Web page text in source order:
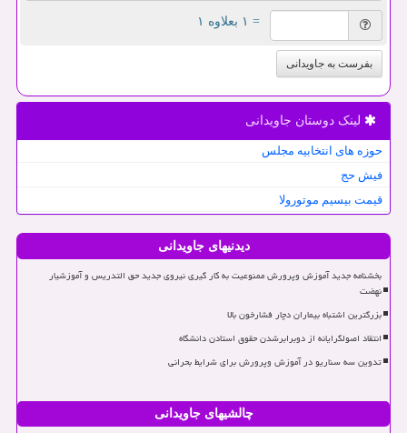
= ۱ بعلاوه ۱
بفرست به جاویدانی
لینک دوستان جاویدانی
حوزه های انتخابیه مجلس
فیش حج
قیمت بیسیم موتورولا
دیدنیهای جاویدانی
بخشنامه جدید آموزش وپرورش ممنوعیت به کار گیری نیروی جدید حق التدریس و آموزشیار
نهضت
بزرگترین اشتباه بیماران دچار فشارخون بالا
انتقاد اصولگرایانه از دوبرابرشدن حقوق استادن دانشگاه
تدوین سه سناریو در آموزش وپرورش برای شرایط بحرانی
چالشیهای جاویدانی